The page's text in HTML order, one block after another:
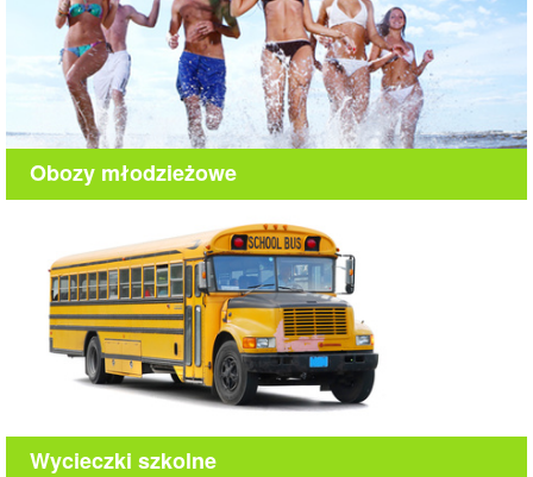
Obozy młodzieżowe
Wycieczki szkolne